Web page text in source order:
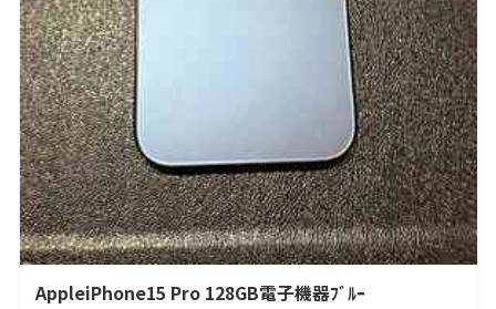
AppleiPhone15 Pro 128GB電子機器ﾌﾞﾙｰ